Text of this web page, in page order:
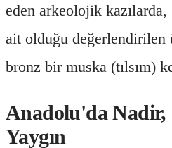
eden arkeolojik
ait olduğu değerlendirilen
bronz bir muska (tılsım)
Anadolu'da
Yaygın